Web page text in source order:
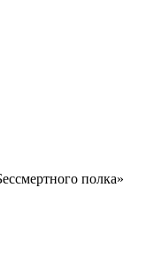
полка»